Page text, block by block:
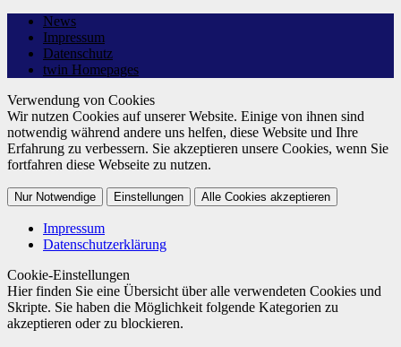
News
Impressum
Datenschutz
twin Homepages
Verwendung von Cookies
Wir nutzen Cookies auf unserer Website. Einige von ihnen sind
notwendig während andere uns helfen, diese Website und Ihre
Erfahrung zu verbessern. Sie akzeptieren unsere Cookies, wenn Sie
fortfahren diese Webseite zu nutzen.
Nur Notwendige Einstellungen Alle Cookies akzeptieren
Impressum
Datenschutzerklärung
Cookie-Einstellungen
Hier finden Sie eine Übersicht über alle verwendeten Cookies und
Skripte. Sie haben die Möglichkeit folgende Kategorien zu
akzeptieren oder zu blockieren.